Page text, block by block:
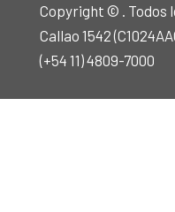
Copyright © . Todos
Callao 1542
(+54 11) 4809-7000